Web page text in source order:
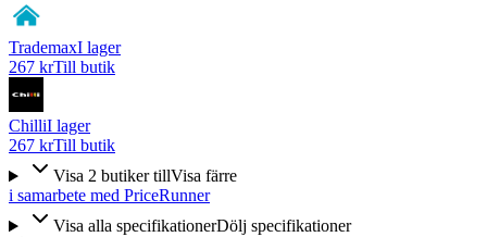
TrademaxI lager
267 krTill butik
ChilliI lager
267 krTill butik
Visa 2 butiker tillVisa färre
i samarbete med PriceRunner
Visa alla specifikationerDölj specifikationer